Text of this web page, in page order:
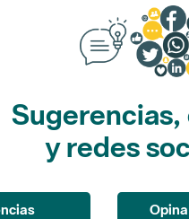
y redes
Opina